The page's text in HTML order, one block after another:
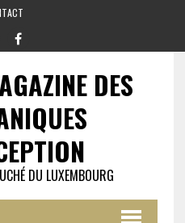
DES
DU LUXEMBOURG